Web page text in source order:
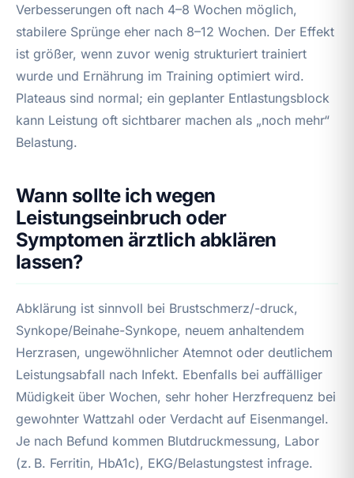
Verbesserungen oft nach 4–8 Wochen möglich,
stabilere Sprünge eher nach 8–12 Wochen. Der Effekt
ist größer, wenn zuvor wenig strukturiert trainiert
wurde und Ernährung im Training optimiert wird.
Plateaus sind normal; ein geplanter Entlastungsblock
kann Leistung oft sichtbarer machen als „noch mehr“
Belastung.
Wann sollte ich wegen
Leistungseinbruch oder
Symptomen ärztlich abklären
lassen?
Abklärung ist sinnvoll bei Brustschmerz/-druck,
Synkope/Beinahe-Synkope, neuem anhaltendem
Herzrasen, ungewöhnlicher Atemnot oder deutlichem
Leistungsabfall nach Infekt. Ebenfalls bei auffälliger
Müdigkeit über Wochen, sehr hoher Herzfrequenz bei
gewohnter Wattzahl oder Verdacht auf Eisenmangel.
Je nach Befund kommen Blutdruckmessung, Labor
(z. B. Ferritin, HbA1c), EKG/Belastungstest infrage.